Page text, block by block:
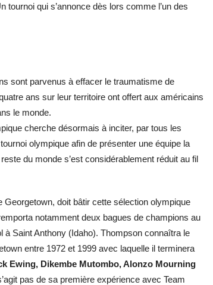
qui s’annonce dès lors comme l’un des
sont parvenus à effacer le traumatisme de
ans sur leur territoire ont offert aux américains
le monde.
cherche désormais à inciter, par tous les
olympique afin de présenter une équipe la
du monde s’est considérablement réduit au fil
doit bâtir cette sélection olympique
notamment deux bagues de champions au
à Saint Anthony (Idaho). Thompson connaîtra le
entre 1972 et 1999 avec laquelle il terminera
Ewing, Dikembe Mutombo, Alonzo Mourning
pas de sa première expérience avec Team